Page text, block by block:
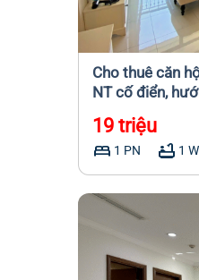
Cho thuê căn
NT cố điển,
19 triệu
bed 1 PN bathtub 1